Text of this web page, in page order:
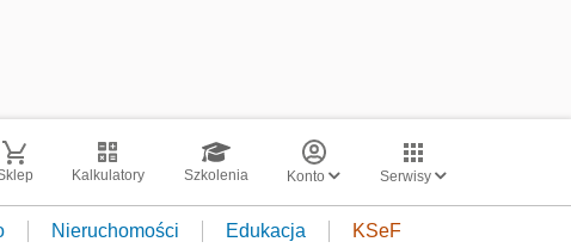
Kalkulatory Szkolenia Konto Serwisy
Nieruchomości Edukacja KSeF